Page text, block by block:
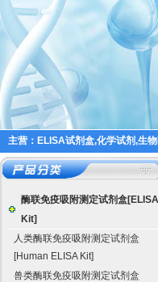
主营：ELISA试剂盒,化学试剂,生
酶联免疫吸附测定试剂盒[ELISA
Kit]
人类酶联免疫吸附测定试剂盒
[Human ELISA Kit]
兽类酶联免疫吸附测定试剂盒